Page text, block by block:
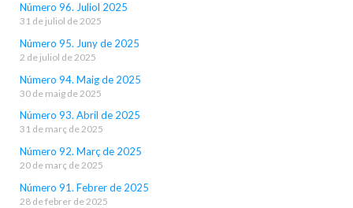
Número 96. Juliol 2025
31 de juliol de 2025
Número 95. Juny de 2025
2 de juliol de 2025
Número 94. Maig de 2025
30 de maig de 2025
Número 93. Abril de 2025
31 de març de 2025
Número 92. Març de 2025
20 de març de 2025
Número 91. Febrer de 2025
28 de febrer de 2025